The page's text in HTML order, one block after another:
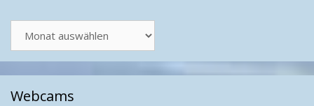
nach
Monat
Webcams